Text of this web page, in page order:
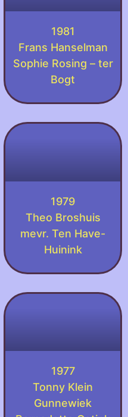
1981
Frans Hanselman
Sophie Rosing – ter
Bogt
1979
Theo Broshuis
mevr. Ten Have-
Huinink
1977
Tonny Klein
Gunnewiek